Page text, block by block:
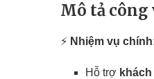
Mô tả công
⚡ Nhiệm vụ
Hỗ trợ